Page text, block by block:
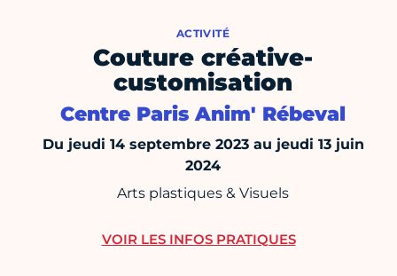
ACTIVITÉ
Couture créative-
customisation
Centre Paris Anim' Rébeval
Du jeudi 14 septembre 2023 au jeudi 13 juin
2024
Arts plastiques & Visuels
VOIR LES INFOS PRATIQUES